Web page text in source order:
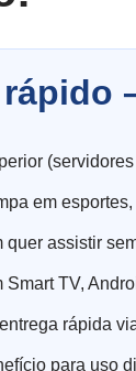
em
quer assistir
Smart TV,
rápida
para uso